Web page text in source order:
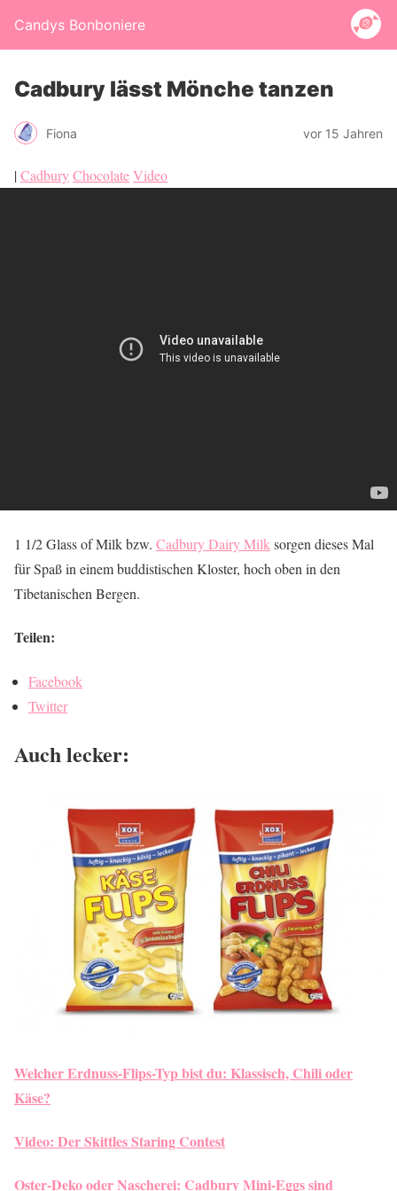
Candys Bonboniere
Cadbury lässt Mönche tanzen
Fiona vor 15 Jahren
|CadburyChocolateVideo
1 1/2 Glass of Milk bzw. Cadbury Dairy Milk sorgen dieses Mal
für Spaß in einem buddistischen Kloster, hoch oben in den
Tibetanischen Bergen.
Teilen:
Facebook
Twitter
Auch lecker:
Welcher Erdnuss-Flips-Typ bist du: Klassisch, Chili oder
Käse?
Video: Der Skittles Staring Contest
Oster-Deko oder Nascherei: Cadbury Mini-Eggs sind